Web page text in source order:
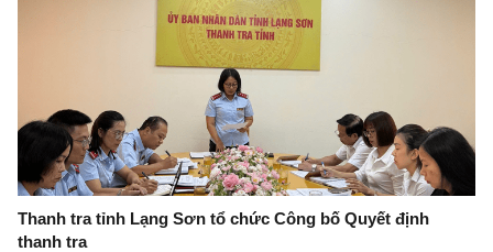
Thanh tra tỉnh Lạng Sơn tổ chức Công bố Quyết định
thanh tra